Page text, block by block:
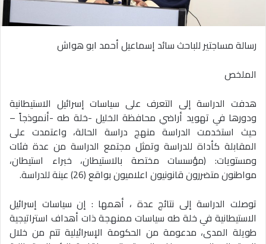
رسالة مساجتير للباحث سائد إسماعيل أحمد ابو هواش
الملخص
هدفت الدراسة إلى التعرف على سياسات إسرائيل الاستيطانية
ودورها في تهويد أراضي محافظة الخليل -خلة طه -أنموذجاً –
حيث استخدمت الدراسة منهج دراسة الحالة، واعتمدت على
المقابلة كأداة للدراسة وتمثل مجتمع الدراسة من عدة فئات
ومستويات: (مؤسسات مختصة بالاستيطان، خبراء استيطان،
مواطنون متضررون قانونيون اعلامیون بواقع (26) عينة للدراسة.
توصلت الدراسة إلى نتائج عدة ، أهمها : إن سياسات إسرائيل
الاستيطانية في خلة طه سياسات ممنهجة ذات أهداف استراتيجية
طويلة المدى، مدعومة من الحكومة الإسرائيلية تتم من خلال